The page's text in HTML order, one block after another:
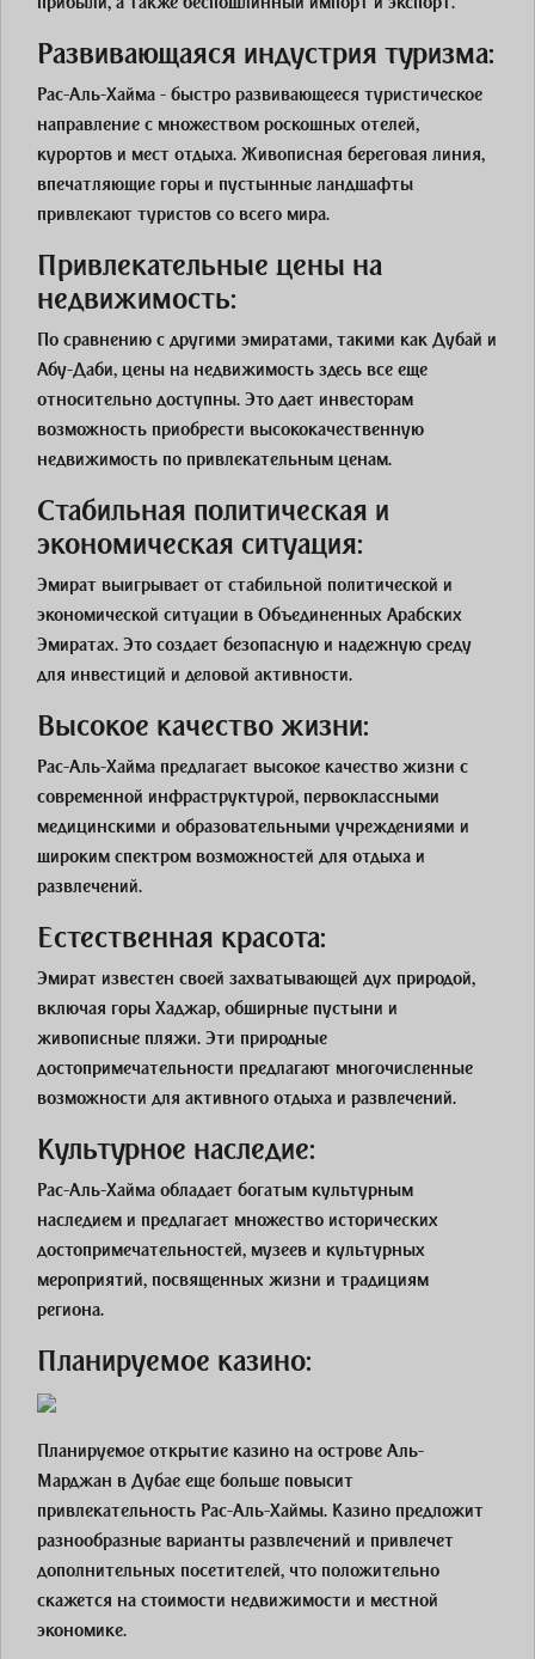
Развивающаяся индустрия туризма:
Рас-Аль-Хайма - быстро развивающееся туристическое
направление с множеством роскошных отелей,
курортов и мест отдыха. Живописная береговая линия,
впечатляющие горы и пустынные ландшафты
привлекают туристов со всего мира.
Привлекательные цены на
недвижимость:
По сравнению с другими эмиратами, такими как Дубай и
Абу-Даби, цены на недвижимость здесь все еще
относительно доступны. Это дает инвесторам
возможность приобрести высококачественную
недвижимость по привлекательным ценам.
Стабильная политическая и
экономическая ситуация:
Эмират выигрывает от стабильной политической и
экономической ситуации в Объединенных Арабских
Эмиратах. Это создает безопасную и надежную среду
для инвестиций и деловой активности.
Высокое качество жизни:
Рас-Аль-Хайма предлагает высокое качество жизни с
современной инфраструктурой, первоклассными
медицинскими и образовательными учреждениями и
широким спектром возможностей для отдыха и
развлечений.
Естественная красота:
Эмират известен своей захватывающей дух природой,
включая горы Хаджар, обширные пустыни и
живописные пляжи. Эти природные
достопримечательности предлагают многочисленные
возможности для активного отдыха и развлечений.
Культурное наследие:
Рас-Аль-Хайма обладает богатым культурным
наследием и предлагает множество исторических
достопримечательностей, музеев и культурных
мероприятий, посвященных жизни и традициям
региона.
Планируемое казино:
Планируемое открытие казино на острове Аль-
Марджан в Дубае еще больше повысит
привлекательность Рас-Аль-Хаймы. Казино предложит
разнообразные варианты развлечений и привлечет
дополнительных посетителей, что положительно
скажется на стоимости недвижимости и местной
экономике.